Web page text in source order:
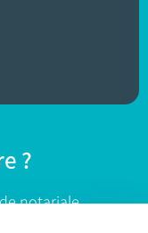
?
notariale